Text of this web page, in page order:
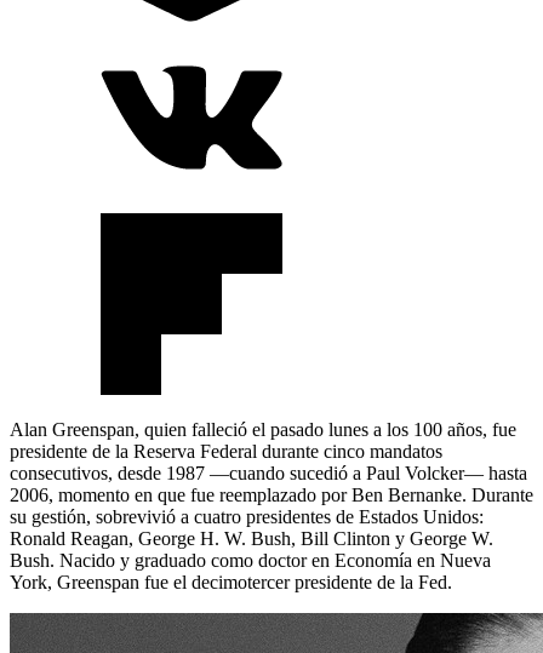
Alan Greenspan, quien falleció el pasado lunes a los 100 años, fue
presidente de la Reserva Federal durante cinco mandatos
consecutivos, desde 1987 —cuando sucedió a Paul Volcker— hasta
2006, momento en que fue reemplazado por Ben Bernanke. Durante
su gestión, sobrevivió a cuatro presidentes de Estados Unidos:
Ronald Reagan, George H. W. Bush, Bill Clinton y George W.
Bush. Nacido y graduado como doctor en Economía en Nueva
York, Greenspan fue el decimotercer presidente de la Fed.